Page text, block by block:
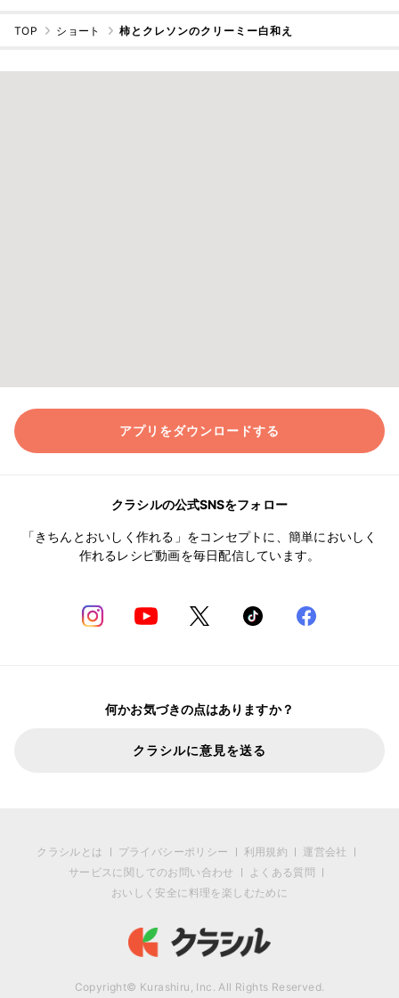
TOP ショート 柿とクレソンのクリーミー白和え
アプリをダウンロードする
クラシルの公式SNSをフォロー
「きちんとおいしく作れる」をコンセプトに、簡単においしく
作れるレシピ動画を毎日配信しています。
何かお気づきの点はありますか？
クラシルに意見を送る
クラシルとは プライバシーポリシー 利用規約
運営会社
サービスに関してのお問い合わせ
よくある質問
おいしく安全に料理を楽しむために
Copyright© Kurashiru, Inc. All Rights Reserved.